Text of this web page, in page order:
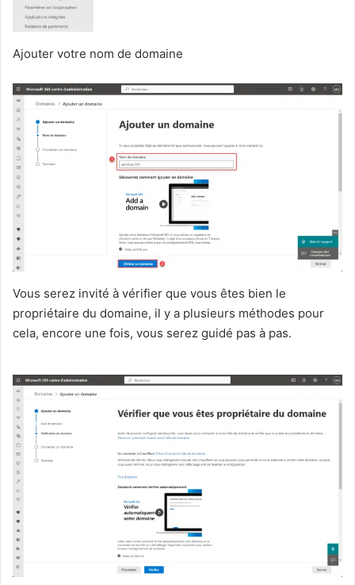
Ajouter votre nom de domaine
Vous serez invité à vérifier que vous êtes bien le
propriétaire du domaine, il y a plusieurs méthodes pour
cela, encore une fois, vous serez guidé pas à pas.